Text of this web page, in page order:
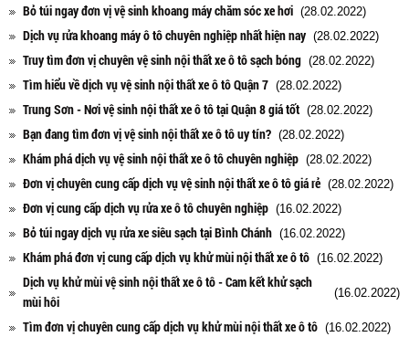
Bỏ túi ngay đơn vị vệ sinh khoang máy chăm sóc xe hơi (28.02.2022)
Dịch vụ rửa khoang máy ô tô chuyên nghiệp nhất hiện nay (28.02.2022)
Truy tìm đơn vị chuyên vệ sinh nội thất xe ô tô sạch bóng (28.02.2022)
Tìm hiểu về dịch vụ vệ sinh nội thất xe ô tô Quận 7 (28.02.2022)
Trung Sơn - Nơi vệ sinh nội thất xe ô tô tại Quận 8 giá tốt (28.02.2022)
Bạn đang tìm đơn vị vệ sinh nội thất xe ô tô uy tín? (28.02.2022)
Khám phá dịch vụ vệ sinh nội thất xe ô tô chuyên nghiệp (28.02.2022)
Đơn vị chuyên cung cấp dịch vụ vệ sinh nội thất xe ô tô giá rẻ (28.02.2022)
Đơn vị cung cấp dịch vụ rửa xe ô tô chuyên nghiệp (16.02.2022)
Bỏ túi ngay dịch vụ rửa xe siêu sạch tại Bình Chánh (16.02.2022)
Khám phá đơn vị cung cấp dịch vụ khử mùi nội thất xe ô tô (16.02.2022)
Dịch vụ khử mùi vệ sinh nội thất xe ô tô - Cam kết khử sạch
mùi hôi
(16.02.2022)
Tìm đơn vị chuyên cung cấp dịch vụ khử mùi nội thất xe ô tô (16.02.2022)